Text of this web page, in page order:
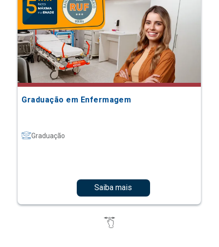
Graduação em Enfermagem
Graduação
Saiba mais